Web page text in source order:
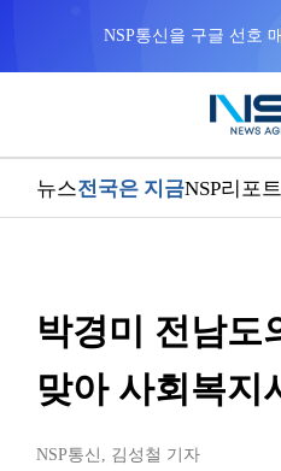
NSP통신을 구글 선호
뉴스전국은 지금NSP리포트
박경미 전남도
맞아 사회복지
NSP통신 , 김성철 기자